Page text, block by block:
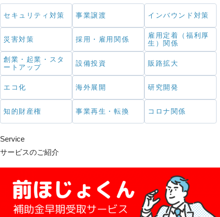
セキュリティ対策 事業譲渡 インバウンド対策
災害対策 採用・雇用関係
雇用定着（福利厚
生）関係
創業・起業・スタ
ートアップ
設備投資 販路拡大
エコ化 海外展開 研究開発
知的財産権 事業再生・転換 コロナ関係
Service
サービスのご紹介